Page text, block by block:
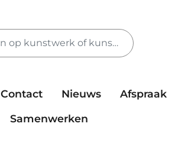
Contact Nieuws Afspraak
Samenwerken